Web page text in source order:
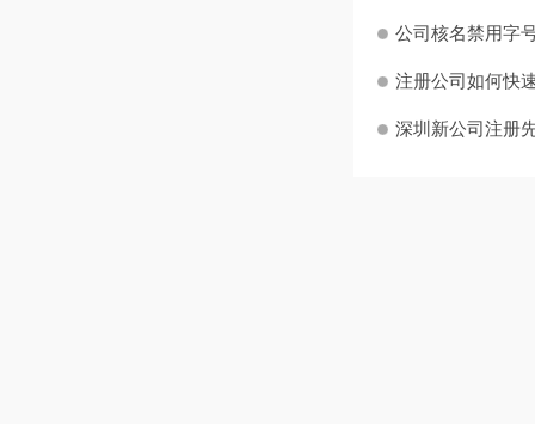
公司核名禁用字
注册公司如何快
深圳新公司注册